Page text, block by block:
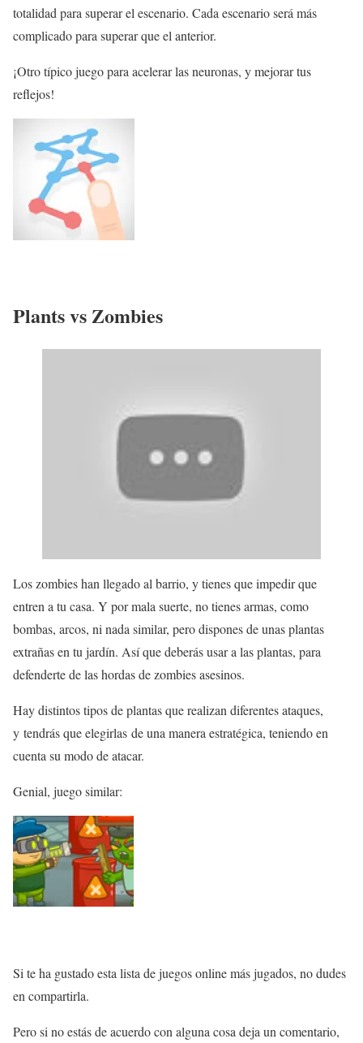
totalidad para superar el escenario. Cada escenario será más
complicado para superar que el anterior.
¡Otro típico juego para acelerar las neuronas, y mejorar tus
reflejos!
Plants vs Zombies
Los zombies han llegado al barrio, y tienes que impedir que
entren a tu casa. Y por mala suerte, no tienes armas, como
bombas, arcos, ni nada similar, pero dispones de unas plantas
extrañas en tu jardín. Así que deberás usar a las plantas, para
defenderte de las hordas de zombies asesinos.
Hay distintos tipos de plantas que realizan diferentes ataques,
y tendrás que elegirlas de una manera estratégica, teniendo en
cuenta su modo de atacar.
Genial, juego similar:
Si te ha gustado esta lista de juegos online más jugados, no dudes
en compartirla.
Pero si no estás de acuerdo con alguna cosa deja un comentario,